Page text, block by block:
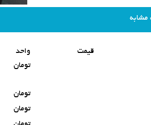
مشابه
قیمت واحد
تومان
تومان
تومان